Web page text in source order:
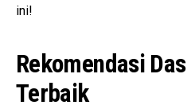
ini!
Rekomendasi
Terbaik